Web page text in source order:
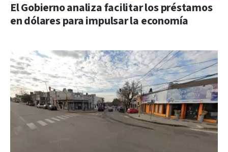
El Gobierno analiza facilitar los préstamos
en dólares para impulsar la economía